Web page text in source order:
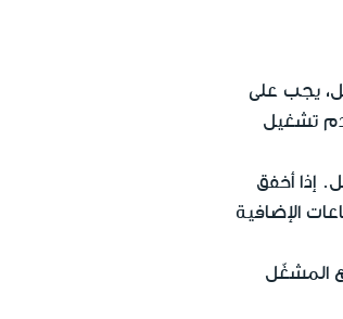
يجب على
تشغيل
إذا أخفق
الإضافية
المشغّل